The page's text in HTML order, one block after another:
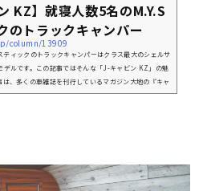
KZ】就寝人数5名のM.Y.S
のトラックキャンパー
column/13909
ティックのトラックキャンパーはクラス最大のシェルサ
デルです。この記事ではそんな「J-キャビン KZ」の魅
は、多くの車雑誌を刊行しているマガジン大地の『キャ
との連動記事になります。「J-キャビン KZ」ってど